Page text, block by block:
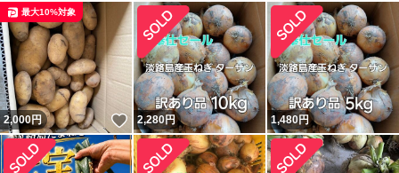
2,000円 いいね！
最大10%対象
2,280円 1,480円